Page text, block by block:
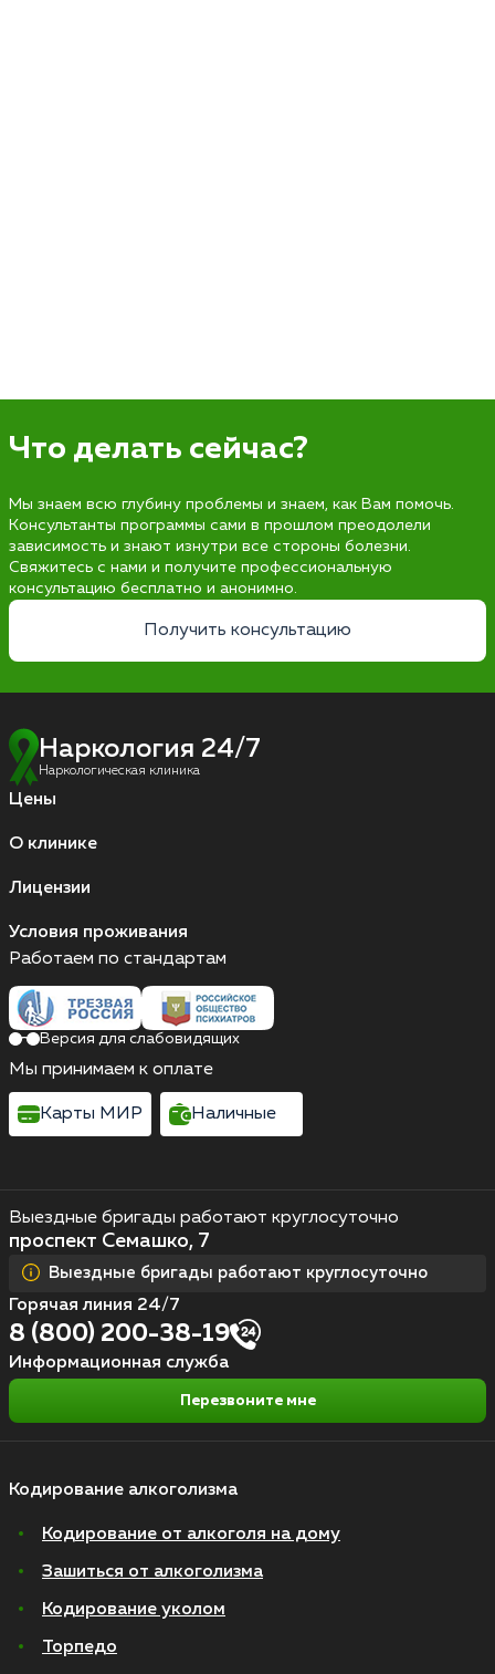
Что делать сейчас?
Мы знаем всю глубину проблемы и знаем, как Вам помочь.
Консультанты программы сами в прошлом преодолели
зависимость и знают изнутри все стороны болезни.
Свяжитесь с нами и получите профессиональную
консультацию бесплатно и анонимно.
Получить консультацию
Наркология 24/7
Наркологическая клиника
Цены
О клинике
Лицензии
Условия проживания
Кодирование алкоголизма
Кодирование от алкоголя на дому
Зашиться от алкоголизма
Кодирование уколом
Торпедо
Выездные бригады работают круглосуточно
проспект Семашко, 7
Выездные бригады работают круглосуточно
Горячая линия 24/7
8 (800) 200-38-19
Информационная служба
Перезвоните мне
Работаем по стандартам
Версия для слабовидящих
Мы принимаем к оплате
Карты МИР Наличные